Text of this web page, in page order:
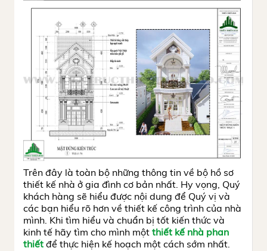
Trên đây là toàn bộ những thông tin về bộ hồ sơ
thiết kế nhà ở gia đình cơ bản nhất. Hy vọng, Quý
khách hàng sẽ hiểu được nội dung để Quý vị và
các bạn hiểu rõ hơn về thiết kế công trình của nhà
mình. Khi tìm hiểu và chuẩn bị tốt kiến thức và
kinh tế hãy tìm cho mình một thiết kế nhà phan
thiết để thực hiện kế hoạch một cách sớm nhất.